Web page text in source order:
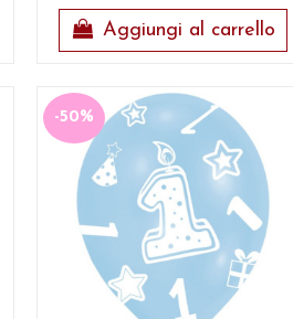
Aggiungi al carrello
-50%